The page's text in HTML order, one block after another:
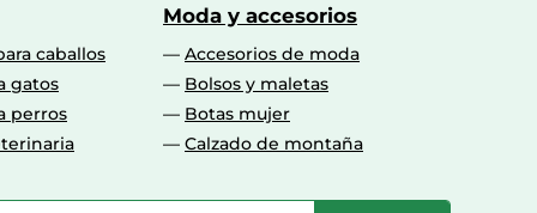
caballos
gatos
perros
Moda y accesorios
Accesorios de moda
Bolsos y maletas
Botas mujer
Calzado de montaña